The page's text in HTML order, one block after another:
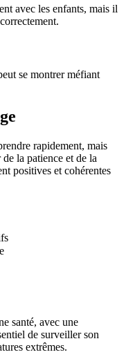
avec les enfants, mais il
se montrer méfiant
rapidement, mais
la patience et de la
positives et cohérentes
santé, avec une
de surveiller son
extrêmes.